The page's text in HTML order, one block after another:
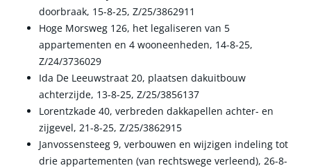
doorbraak, 15-8-25, Z/25/3862911
Hoge Morsweg 126, het legaliseren van 5
appartementen en 4 wooneenheden, 14-8-25,
Z/24/3736029
Ida De Leeuwstraat 20, plaatsen dakuitbouw
achterzijde, 13-8-25, Z/25/3856137
Lorentzkade 40, verbreden dakkapellen achter- en
zijgevel, 21-8-25, Z/25/3862915
Janvossensteeg 9, verbouwen en wijzigen indeling tot
drie appartementen (van rechtswege verleend), 26-8-